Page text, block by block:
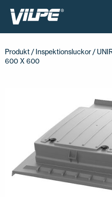
INSTALLATION OCH MATERIAL
AKTUELLT
OM OSS
Produkt / Inspektionsluckor /
600 X 600